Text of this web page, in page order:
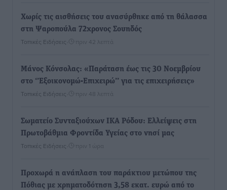
Χωρίς τις αισθήσεις του ανασύρθηκε από τη θάλασσα
στη Ψαροπούλα 72χρονος Σουηδός
Τοπικές Ειδήσεις πριν 42 λεπτά
Μάνος Κόνσολας: «Παράταση έως τις 30 Νοεμβρίου
στο ‘’Εξοικονομώ-Επιχειρώ’’ για τις επιχειρήσεις»
Τοπικές Ειδήσεις πριν 48 λεπτά
Σωματείο Συνταξιούχων ΙΚΑ Ρόδου: Ελλείψεις στη
Πρωτοβάθμια Φροντίδα Υγείας στο νησί μας
Τοπικές Ειδήσεις πριν 1 ώρα
Προχωρά η ανάπλαση του παράκτιου μετώπου της
Πόθιας με χρηματοδότηση 3,58 εκατ. ευρώ από το